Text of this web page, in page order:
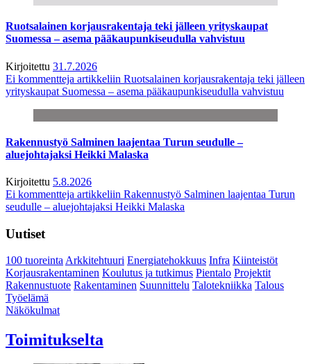
Ruotsalainen korjausrakentaja teki jälleen yrityskaupat
Suomessa – asema pääkaupunkiseudulla vahvistuu
Kirjoitettu 31.7.2026
Ei kommentteja artikkeliin Ruotsalainen korjausrakentaja teki jälleen
yrityskaupat Suomessa – asema pääkaupunkiseudulla vahvistuu
Rakennustyö Salminen laajentaa Turun seudulle –
aluejohtajaksi Heikki Malaska
Kirjoitettu 5.8.2026
Ei kommentteja artikkeliin Rakennustyö Salminen laajentaa Turun
seudulle – aluejohtajaksi Heikki Malaska
Uutiset
100 tuoreintaArkkitehtuuri Energiatehokkuus Infra Kiinteistöt
Korjausrakentaminen Koulutus ja tutkimus Pientalo Projektit
Rakennustuote Rakentaminen Suunnittelu Talotekniikka Talous
Työelämä
Näkökulmat
Toimitukselta